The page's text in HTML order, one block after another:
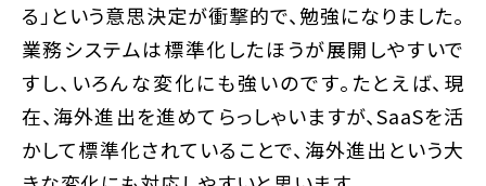
る」という意思決定が衝撃的で、勉強になりました。
業務システムは標準化したほうが展開しやすいで
すし、いろんな変化にも強いのです。たとえば、現
在、海外進出を進めてらっしゃいますが、SaaSを活
かして標準化されていることで、海外進出という大